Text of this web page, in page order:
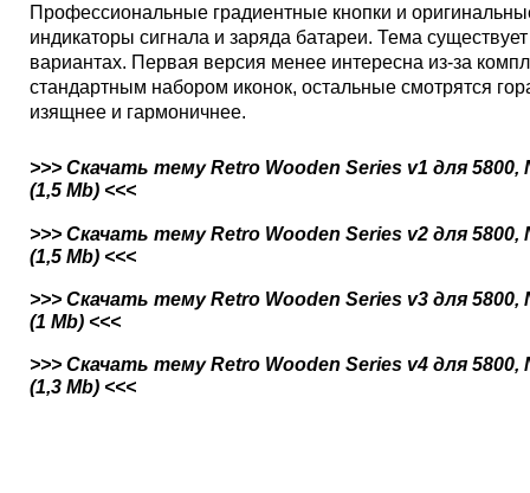
Профессиональные градиентные кнопки и
индикаторы сигнала и заряда батареи. Тема
вариантах. Первая версия менее интересна из-за
стандартным набором иконок, остальные смотрятся
изящнее и гармоничнее.
>>> Скачать тему Retro Wooden Series v1 для 5800,
(1,5 Mb) <<<
>>> Скачать тему Retro Wooden Series v2 для 5800,
(1,5 Mb) <<<
>>> Скачать тему Retro Wooden Series v3 для 5800,
(1 Mb) <<<
>>> Скачать тему Retro Wooden Series v4 для 5800,
(1,3 Mb) <<<